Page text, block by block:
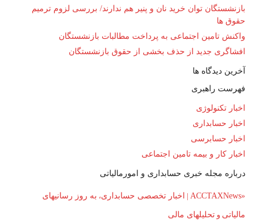
بازنشستگان توان خرید نان و پنیر هم ندارند/ بررسی لزوم ترمیم
حقوق ها
واکنش تامین اجتماعی به پرداخت مطالبات بازنشستگان
افشاگری جدید از حذف بخشی از حقوق بازنشستگان
آخرین دیدگاه ها
فهرست راهبری
اخبار تکنولوژی
اخبار حسابداری
اخبار حسابرسی
اخبار کار و بیمه تامین اجتماعی
درباره مجله خبری حسابداری و امورمالیاتی
«
ACCTAXNews
| اخبار تخصصی حسابداری، به روز رسانیهای
مالیاتی و تحلیلهای مالی